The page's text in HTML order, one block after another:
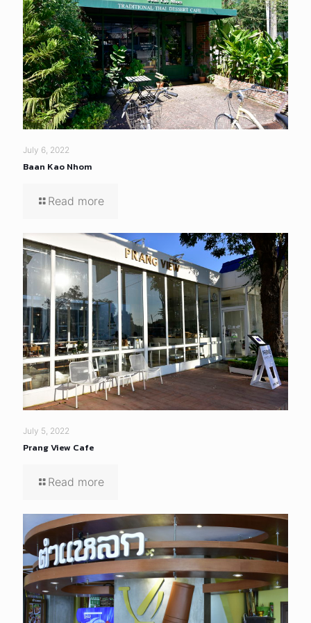
July 6, 2022
Baan Kao Nhom
Read more
July 5, 2022
Prang View Cafe
Read more